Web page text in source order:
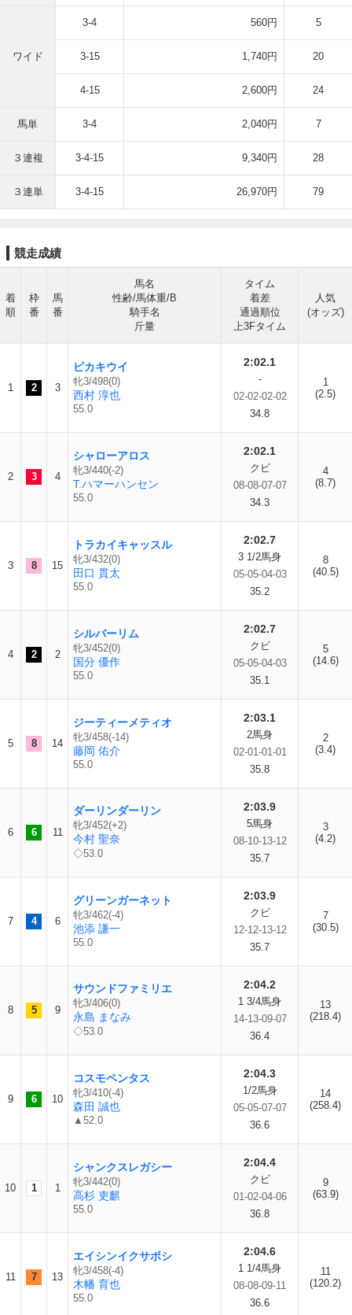
ワイド
3-4 560円 5
3-15 1,740円 20
4-15 2,600円 24
馬単 3-4 2,040円 7
３連複 3-4-15 9,340円 28
３連単 3-4-15 26,970円 79
競走成績
着
順
枠
番
馬
番
馬名
性齢/馬体重/B
騎手名
斤量
タイム
着差
通過順位
上3Fタイム
人気
(オッズ)
1 2 3
ピカキウイ
牝3/498(0)
西村 淳也
55.0
2:02.1
-
02-02-02-02
34.8
1
(2.5)
2 3 4
シャローアロス
牝3/440(-2)
T.ハマーハンセン
55.0
2:02.1
クビ
08-08-07-07
34.3
4
(8.7)
3 8 15
トラカイキャッスル
牝3/432(0)
田口 貫太
55.0
2:02.7
3 1/2馬身
05-05-04-03
35.2
8
(40.5)
4 2 2
シルバーリム
牝3/452(0)
国分 優作
55.0
2:02.7
クビ
05-05-04-03
35.1
5
(14.6)
5 8 14
ジーティーメティオ
牝3/458(-14)
藤岡 佑介
55.0
2:03.1
2馬身
02-01-01-01
35.8
2
(3.4)
6 6 11
ダーリンダーリン
牝3/452(+2)
今村 聖奈
◇53.0
2:03.9
5馬身
08-10-13-12
35.7
3
(4.2)
7 4 6
グリーンガーネット
牝3/462(-4)
池添 謙一
55.0
2:03.9
クビ
12-12-13-12
35.7
7
(30.5)
8 5 9
サウンドファミリエ
牝3/406(0)
永島 まなみ
◇53.0
2:04.2
1 3/4馬身
14-13-09-07
36.4
13
(218.4)
9 6 10
コスモペンタス
牝3/410(-4)
森田 誠也
▲52.0
2:04.3
1/2馬身
05-05-07-07
36.6
14
(258.4)
10 1 1
シャンクスレガシー
牝3/442(0)
高杉 吏麒
55.0
2:04.4
クビ
01-02-04-06
36.8
9
(63.9)
11 7 13
エイシンイクサボシ
牝3/458(-4)
木幡 育也
55.0
2:04.6
1 1/4馬身
08-08-09-11
36.6
11
(120.2)